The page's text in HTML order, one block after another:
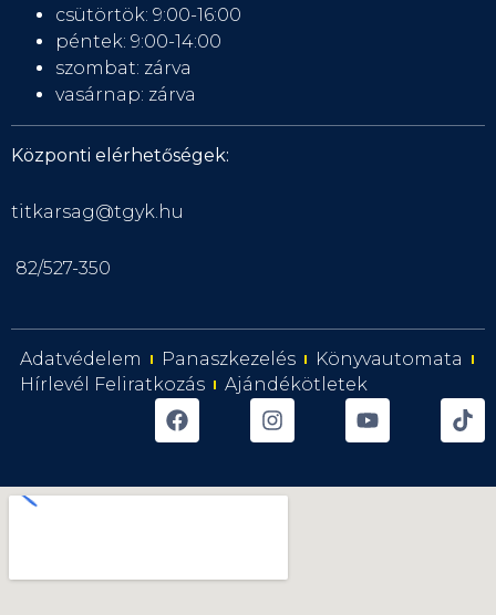
csütörtök: 9:00-16:00
péntek: 9:00-14:00
szombat: zárva
vasárnap: zárva
Központi elérhetőségek:
titkarsag@tgyk.hu
82/527-350
Adatvédelem Panaszkezelés
Könyvautomata
Hírlevél Feliratkozás
Ajándékötletek